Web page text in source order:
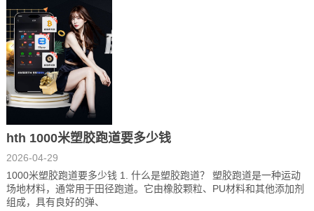
hth 1000米塑胶跑道要多少钱
2026-04-29
1000米塑胶跑道要多少钱 1. 什么是塑胶跑道？ 塑胶跑道是一种运动
场地材料，通常用于田径跑道。它由橡胶颗粒、PU材料和其他添加剂
组成，具有良好的弹、